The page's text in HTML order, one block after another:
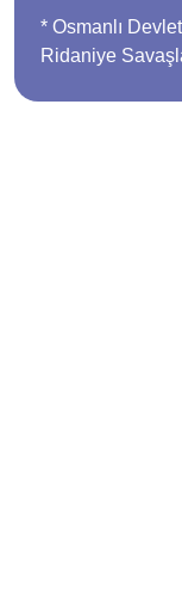
* Osmanlı
Ridaniye